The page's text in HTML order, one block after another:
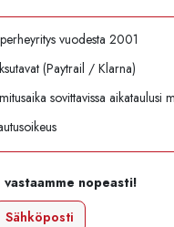
vuodesta 2001
(Paytrail / Klarna)
sovittavissa aikataulusi
vastaamme nopeasti!
Sähköposti